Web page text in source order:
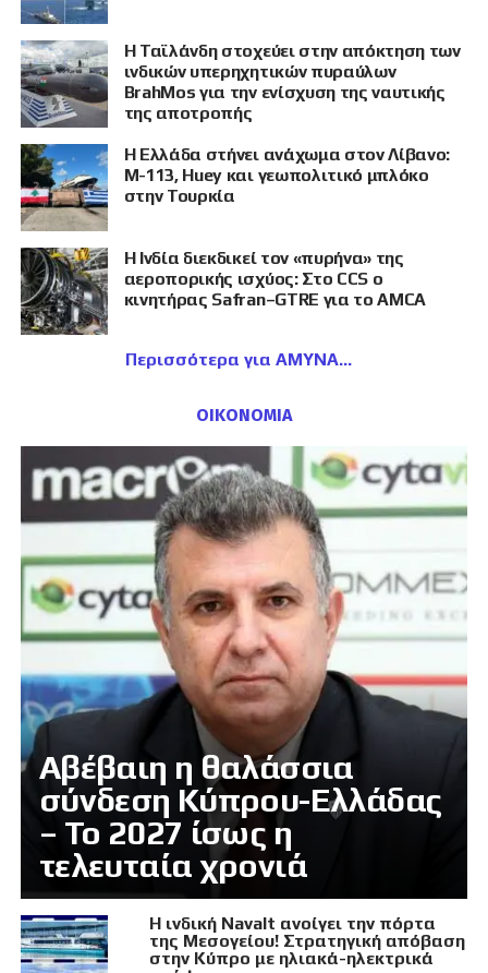
Η Ταϊλάνδη στοχεύει στην απόκτηση των
ινδικών υπερηχητικών πυραύλων
BrahMos για την ενίσχυση της ναυτικής
της αποτροπής
Η Ελλάδα στήνει ανάχωμα στον Λίβανο:
M-113, Huey και γεωπολιτικό μπλόκο
στην Τουρκία
Η Ινδία διεκδικεί τον «πυρήνα» της
αεροπορικής ισχύος: Στο CCS ο
κινητήρας Safran–GTRE για το AMCA
Περισσότερα για ΑΜΥΝΑ
ΟΙΚΟΝΟΜΙΑ
Αβέβαιη η θαλάσσια
σύνδεση Κύπρου-Ελλάδας
– Το 2027 ίσως η
τελευταία χρονιά
Η ινδική Navalt ανοίγει την πόρτα
της Μεσογείου! Στρατηγική απόβαση
στην Κύπρο με ηλιακά-ηλεκτρικά